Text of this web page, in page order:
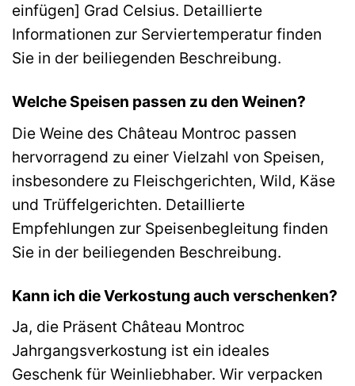
einfügen] Grad Celsius. Detaillierte
Informationen zur Serviertemperatur finden
Sie in der beiliegenden Beschreibung.
Welche Speisen passen zu den Weinen?
Die Weine des Château Montroc passen
hervorragend zu einer Vielzahl von Speisen,
insbesondere zu Fleischgerichten, Wild, Käse
und Trüffelgerichten. Detaillierte
Empfehlungen zur Speisenbegleitung finden
Sie in der beiliegenden Beschreibung.
Kann ich die Verkostung auch verschenken?
Ja, die Präsent Château Montroc
Jahrgangsverkostung ist ein ideales
Geschenk für Weinliebhaber. Wir verpacken